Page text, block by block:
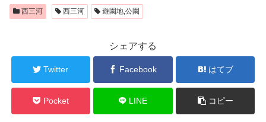
西三河 西三河 遊園地,公園
シェアする
Twitter Facebook はてブ
Pocket LINE コピー